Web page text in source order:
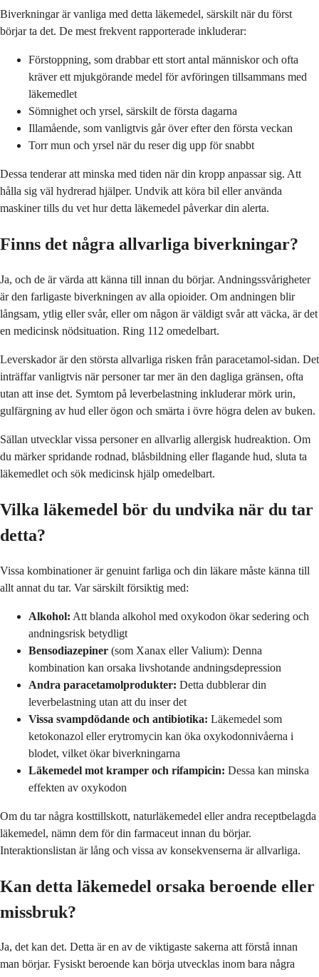
Biverkningar är vanliga med detta läkemedel, särskilt när du först
börjar ta det. De mest frekvent rapporterade inkluderar:
Förstoppning, som drabbar ett stort antal människor och ofta
kräver ett mjukgörande medel för avföringen tillsammans med
läkemedlet
Sömnighet och yrsel, särskilt de första dagarna
Illamående, som vanligtvis går över efter den första veckan
Torr mun och yrsel när du reser dig upp för snabbt
Dessa tenderar att minska med tiden när din kropp anpassar sig. Att
hålla sig väl hydrerad hjälper. Undvik att köra bil eller använda
maskiner tills du vet hur detta läkemedel påverkar din alerta.
Finns det några allvarliga biverkningar?
Ja, och de är värda att känna till innan du börjar. Andningssvårigheter
är den farligaste biverkningen av alla opioider. Om andningen blir
långsam, ytlig eller svår, eller om någon är väldigt svår att väcka, är det
en medicinsk nödsituation. Ring 112 omedelbart.
Leverskador är den största allvarliga risken från paracetamol-sidan. Det
inträffar vanligtvis när personer tar mer än den dagliga gränsen, ofta
utan att inse det. Symtom på leverbelastning inkluderar mörk urin,
gulfärgning av hud eller ögon och smärta i övre högra delen av buken.
Sällan utvecklar vissa personer en allvarlig allergisk hudreaktion. Om
du märker spridande rodnad, blåsbildning eller flagande hud, sluta ta
läkemedlet och sök medicinsk hjälp omedelbart.
Vilka läkemedel bör du undvika när du tar
detta?
Vissa kombinationer är genuint farliga och din läkare måste känna till
allt annat du tar. Var särskilt försiktig med:
Alkohol: Att blanda alkohol med oxykodon ökar sedering och
andningsrisk betydligt
Bensodiazepiner (som Xanax eller Valium): Denna
kombination kan orsaka livshotande andningsdepression
Andra paracetamolprodukter: Detta dubblerar din
leverbelastning utan att du inser det
Vissa svampdödande och antibiotika: Läkemedel som
ketokonazol eller erytromycin kan öka oxykodonnivåerna i
blodet, vilket ökar biverkningarna
Läkemedel mot kramper och rifampicin: Dessa kan minska
effekten av oxykodon
Om du tar några kosttillskott, naturläkemedel eller andra receptbelagda
läkemedel, nämn dem för din farmaceut innan du börjar.
Interaktionslistan är lång och vissa av konsekvenserna är allvarliga.
Kan detta läkemedel orsaka beroende eller
missbruk?
Ja, det kan det. Detta är en av de viktigaste sakerna att förstå innan
man börjar. Fysiskt beroende kan börja utvecklas inom bara några